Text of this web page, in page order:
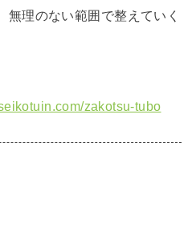
無理のない範囲で整えていく
zakotsu-tubo